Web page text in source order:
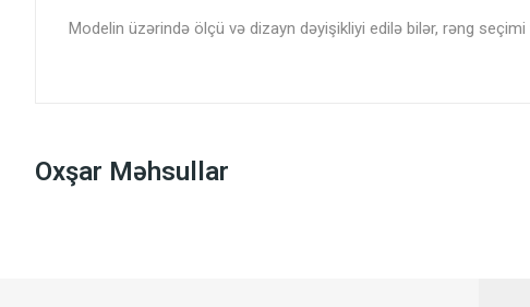
Modelin üzərində ölçü və dizayn dəyişikliyi edilə bilər, rəng
Oxşar Məhsullar